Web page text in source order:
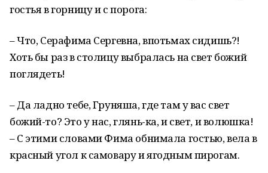
гостья в горницу и с порога:
– Что, Серафима Сергевна, впотьмах сидишь?!
Хоть бы раз в столицу выбралась на свет божий
поглядеть!
– Да ладно тебе, Груняша, где там у вас свет
божий-то? Это у нас, глянь-ка, и свет, и волюшка!
– С этими словами Фима обнимала гостью, вела в
красный угол к самовару и ягодным пирогам.